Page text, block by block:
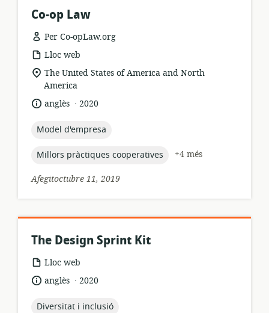
Co-op Law
Per Co-opLaw.org
format
dels
recursos:
Lloc web
ubicació
rellevant:
The United States of America and North
America
idioma:
anglès .
data
publicació:
2020
topic:
Model d'empresa
topic:
Millors pràctiques cooperatives
+4 més
Afegitoctubre 11, 2019
The Design Sprint Kit
format
recursos:
Lloc web
idioma:
anglès .
data
publicació:
2020
topic:
Diversitat i inclusió